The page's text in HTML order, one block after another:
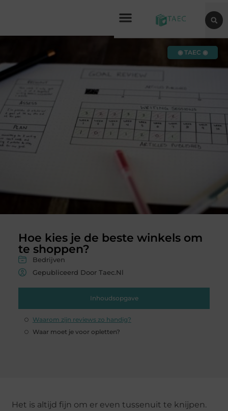
Hoe kies je de beste winkels om
te shoppen?
Bedrijven
Gepubliceerd Door Taec.nl
Inhoudsopgave
Waarom zijn reviews zo handig?
Waar moet je voor opletten?
◉ TAEC ◉
Het is altijd fijn om er even tussenuit te knijpen.